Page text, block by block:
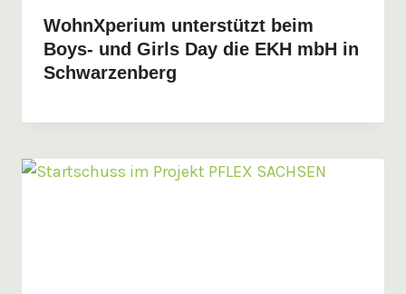
WohnXperium unterstützt beim
Boys- und Girls Day die EKH mbH in
Schwarzenberg